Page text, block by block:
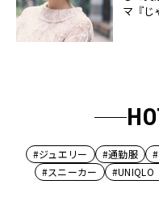
マ『じ
#ジュエリー #通勤服
#スニーカー
#UNIQLO